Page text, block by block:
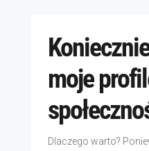
moje
Dlaczego warto?